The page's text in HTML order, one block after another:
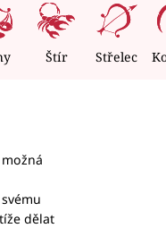
Štír Střelec
dělat